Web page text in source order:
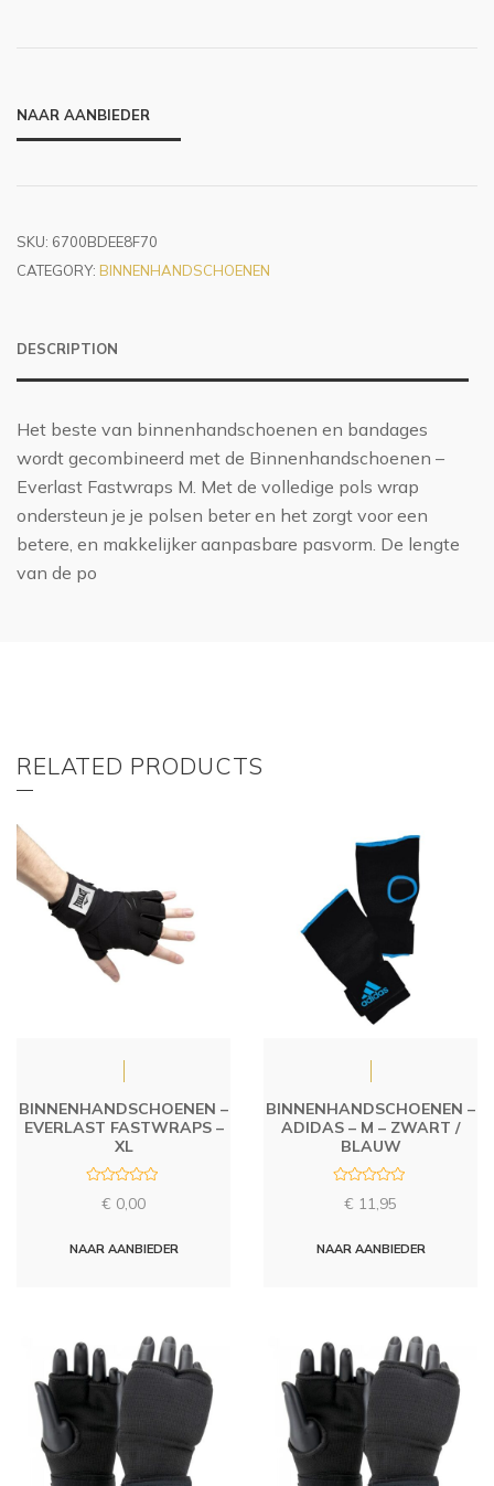
NAAR AANBIEDER
SKU: 6700BDEE8F70
CATEGORY: BINNENHANDSCHOENEN
DESCRIPTION
Het beste van binnenhandschoenen en bandages
wordt gecombineerd met de Binnenhandschoenen –
Everlast Fastwraps M. Met de volledige pols wrap
ondersteun je je polsen beter en het zorgt voor een
betere, en makkelijker aanpasbare pasvorm. De lengte
van de po
RELATED PRODUCTS
BINNENHANDSCHOENEN –
EVERLAST FASTWRAPS –
XL
d
€ 0,00
NAAR AANBIEDER
BINNENHANDSCHOENEN –
ADIDAS – M – ZWART /
BLAUW
d
€ 11,95
NAAR AANBIEDER